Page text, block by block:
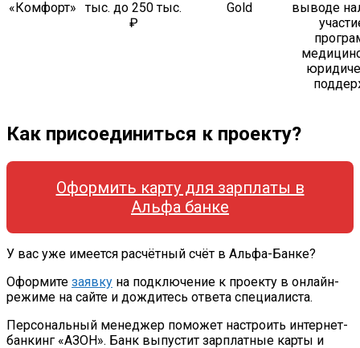
«Комфорт»
тыс. до 250 тыс.
₽
Gold
выводе
Как присоединиться к проекту?
Оформить карту для зарплаты в
Альфа банке
У вас уже имеется расчётный счёт в Альфа-Банке?
Оформите заявку на подключение к проекту в онлайн-
режиме на сайте и дождитесь ответа специалиста.
Персональный менеджер поможет настроить интернет-
банкинг «АЗОН». Банк выпустит зарплатные карты и